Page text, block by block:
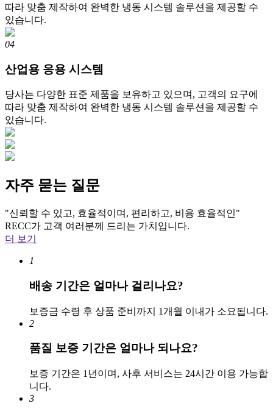
따라 맞춤 제작하여 완벽한 냉동 시스템 솔루션을 제공할 수
있습니다.
04
산업용 응용 시스템
당사는 다양한 표준 제품을 보유하고 있으며, 고객의 요구에
따라 맞춤 제작하여 완벽한 냉동 시스템 솔루션을 제공할 수
있습니다.
자주 묻는 질문
"신뢰할 수 있고, 효율적이며, 편리하고, 비용 효율적인"
RECC가 고객 여러분께 드리는 가치입니다.
더 보기
1
배송 기간은 얼마나 걸리나요?
보증금 수령 후 상품 준비까지 1개월 이내가 소요됩니다.
2
품질 보증 기간은 얼마나 되나요?
보증 기간은 1년이며, 사후 서비스는 24시간 이용 가능합
니다.
3